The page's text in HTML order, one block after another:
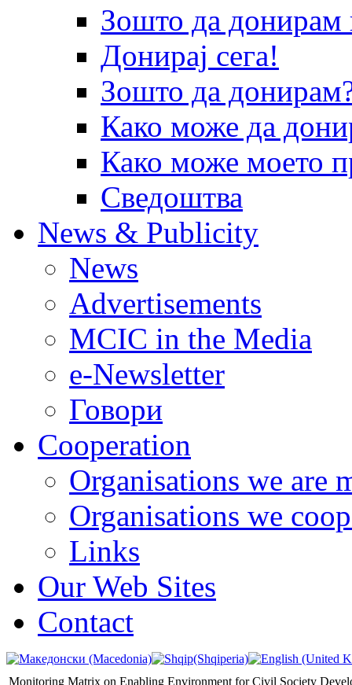
Зошто да
Донирај сега!
Зошто да
Како може да
Како може моето
Сведоштва
News & Publicity
News
Advertisements
MCIC in the Media
e-Newsletter
Говори
Cooperation
Organisations we are
Organisations we
Links
Our Web Sites
Contact
Monitoring Matrix on Enabling Environment for Civil Society